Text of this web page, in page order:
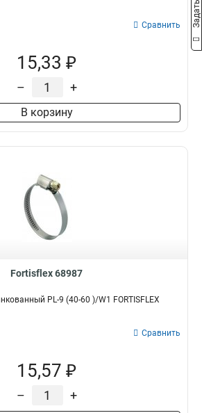
Сравнить
15,33 ₽
– +
В корзину
Fortisflex 68987
PL-9 (40-60 )/W1 FORTISFLEX
Сравнить
15,57 ₽
– +